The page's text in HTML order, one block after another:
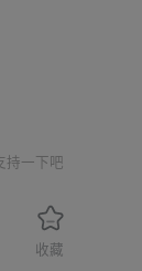
持一下吧
收藏